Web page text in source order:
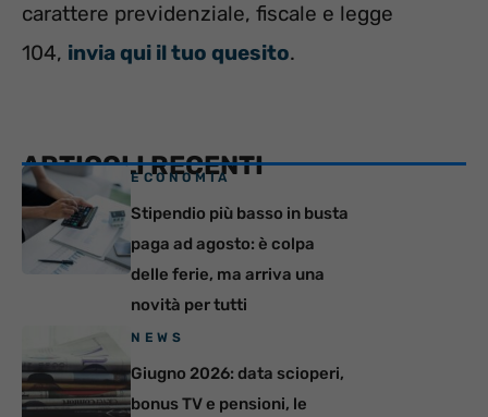
carattere previdenziale, fiscale e legge
104, invia qui il tuo quesito.
ARTICOLI RECENTI
ECONOMIA
Stipendio più basso in busta
paga ad agosto: è colpa
delle ferie, ma arriva una
novità per tutti
NEWS
Giugno 2026: data scioperi,
bonus TV e pensioni, le